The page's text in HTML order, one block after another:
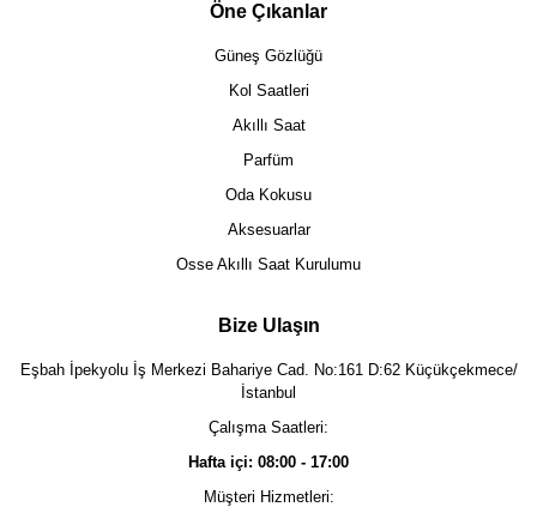
Öne Çıkanlar
Güneş Gözlüğü
Kol Saatleri
Akıllı Saat
Parfüm
Oda Kokusu
Aksesuarlar
Osse Akıllı Saat Kurulumu
Bize Ulaşın
Eşbah İpekyolu İş Merkezi Bahariye Cad. No:161 D:62 Küçükçekmece/
İstanbul
Çalışma Saatleri:
Hafta içi: 08:00 - 17:00
Müşteri Hizmetleri: